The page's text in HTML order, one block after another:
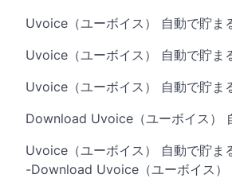
Uvoice（ユーボイス） 自動で貯ま
Uvoice（ユーボイス） 自動で貯ま
Uvoice（ユーボイス） 自動で貯ま
Download Uvoice（ユーボイス）
Uvoice（ユーボイス） 自動で貯ま
-Download Uvoice（ユーボイス）